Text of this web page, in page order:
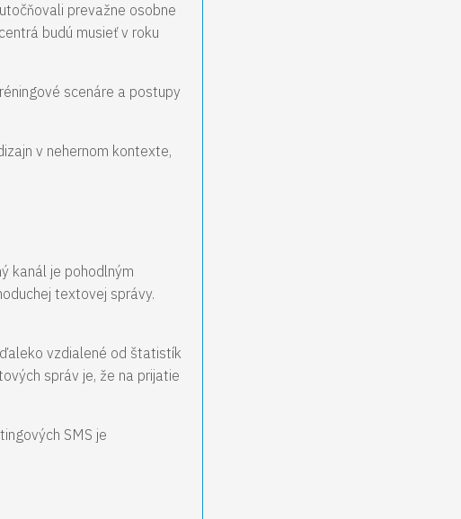
prevažne osobne
budú musieť v roku
scenáre a postupy
v nehernom kontexte,
kanál je pohodlným
textovej správy.
vzdialené od štatistík
správ je, že na prijatie
SMS je